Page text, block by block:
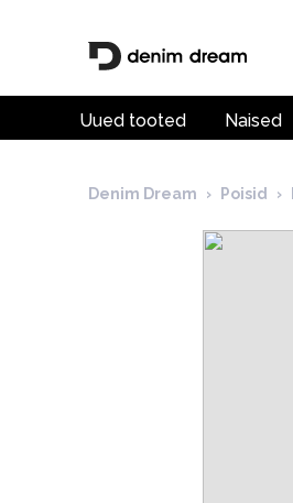
Uued tooted Naised
Denim Dream › Poisid ›